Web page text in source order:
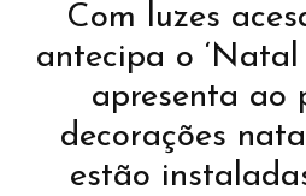
Com luzes
antecipa o ‘Natal
apresenta ao
decorações
estão